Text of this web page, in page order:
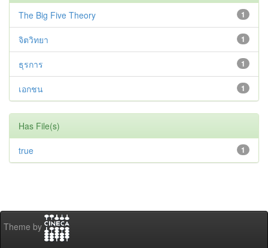
1
The Big Five Theory
1
จิตวิทยา
1
ธุรการ
1
เอกชน
Has File(s)
1
true
Theme by